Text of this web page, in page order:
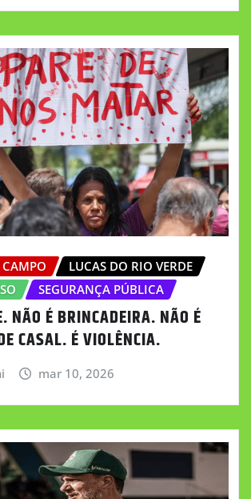
CAMPO
LUCAS DO RIO VERDE
SEGURANÇA PÚBLICA
NÃO É BRINCADEIRA. NÃO É
CASAL. É VIOLÊNCIA.
mar 10, 2026